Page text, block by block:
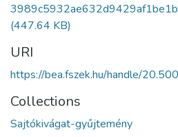
(447.64 KB)
URI
https://bea.fszek.hu/handle/
Collections
Sajtókivágat-gyűjtemény